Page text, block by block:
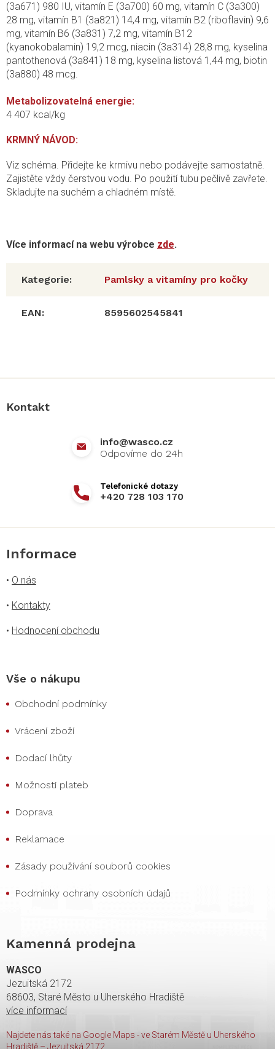
(3a671) 980 IU, vitamín E (3a700) 60 mg, vitamín C (3a300)
28 mg, vitamín B1 (3a821) 14,4 mg, vitamín B2 (riboflavin) 9,6
mg, vitamín B6 (3a831) 7,2 mg, vitamín B12
(kyanokobalamin) 19,2 mcg, niacin (3a314) 28,8 mg, kyselina
pantothenová (3a841) 18 mg, kyselina listová 1,44 mg, biotin
(3a880) 48 mcg.
Metabolizovatelná energie:
4 407 kcal/kg
KRMNÝ NÁVOD:
Viz schéma. Přidejte ke krmivu nebo podávejte samostatně.
Zajistěte vždy čerstvou vodu. Po použití tubu pečlivě zavřete.
Skladujte na suchém a chladném místě.
Více informací na webu výrobce zde.
Kategorie: Pamlsky a vitamíny pro kočky
EAN: 8595602545841
Kontakt
info@wasco.cz
+420 728 103 170
Informace
• O nás
• Kontakty
• Hodnocení obchodu
Vše o nákupu
Obchodní podmínky
Vrácení zboží
Dodací lhůty
Možnosti plateb
Doprava
Reklamace
Zásady používání souborů cookies
Podmínky ochrany osobních údajů
Kamenná prodejna
WASCO
Jezuitská 2172
68603, Staré Město u Uherského Hradiště
více informací
Najdete nás také na Google Maps - ve Starém Městě u Uherského
Hradiště – Jezuitská 2172.